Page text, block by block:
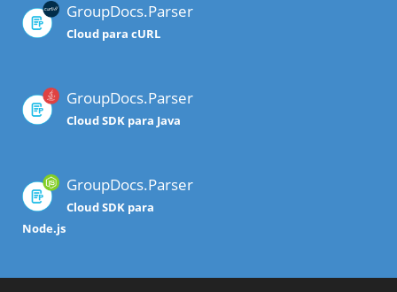
GroupDocs.Parser
Cloud para cURL
GroupDocs.Parser
Cloud SDK para Java
GroupDocs.Parser
Cloud SDK para
Node.js